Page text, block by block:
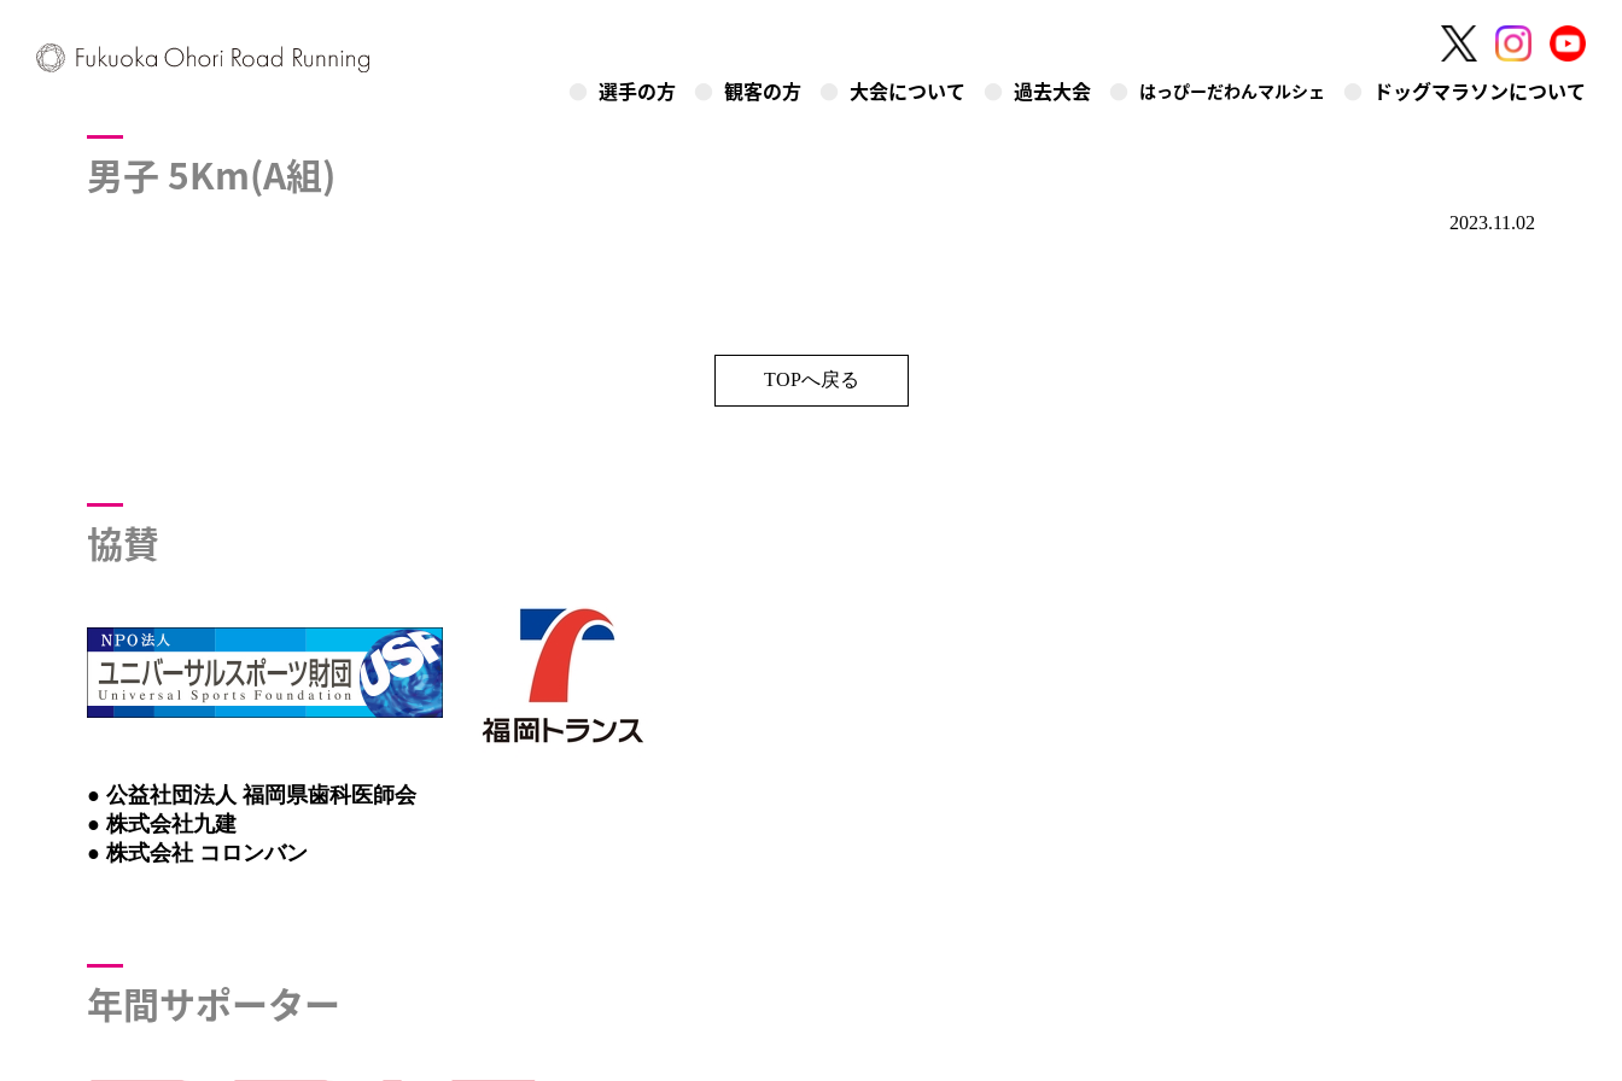
選手の方 観客の方 大会について 過去大会 はっぴーだわんマルシェ ドッグマラソンについて
男子 5Km(A組)
2023.11.02
TOPへ戻る
協賛
● 公益社団法人 福岡県歯科医師会
● 株式会社九建
● 株式会社 コロンバン
年間サポーター